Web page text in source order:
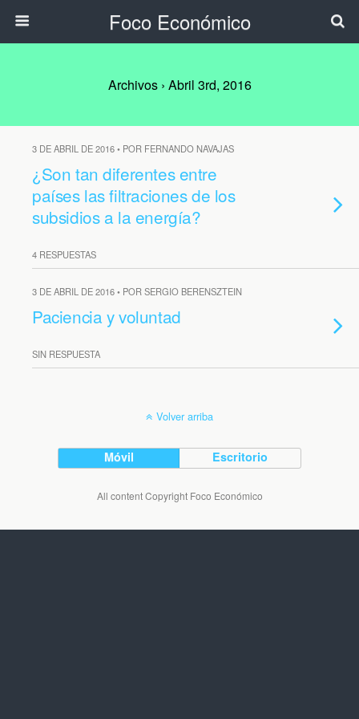
Foco Económico
Archivos › Abril 3rd, 2016
3 DE ABRIL DE 2016 • POR FERNANDO NAVAJAS
¿Son tan diferentes entre
países las filtraciones de los
subsidios a la energía?
4 RESPUESTAS
3 DE ABRIL DE 2016 • POR SERGIO BERENSZTEIN
Paciencia y voluntad
SIN RESPUESTA
Volver arriba
Móvil Escritorio
All content Copyright Foco Económico